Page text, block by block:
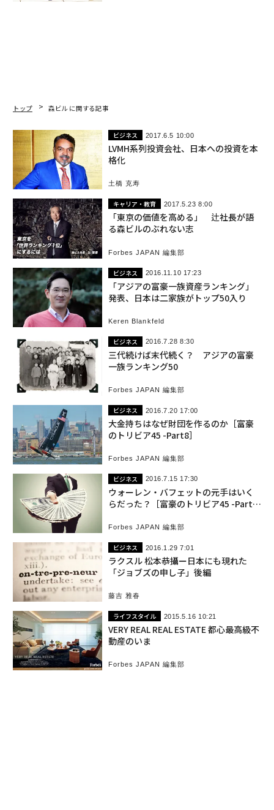
トップ 森ビル に関する記事
ビジネス 2017.6.5 10:00
LVMH系列投資会社、日本への投資を本
格化
土橋 克寿
キャリア・教育 2017.5.23 8:00
「東京の価値を高める」 辻社長が語
る森ビルのぶれない志
Forbes JAPAN 編集部
ビジネス 2016.11.10 17:23
「アジアの富豪一族資産ランキング」
発表、日本は二家族がトップ50入り
Keren Blankfeld
ビジネス 2016.7.28 8:30
三代続けば末代続く？ アジアの富豪
一族ランキング50
Forbes JAPAN 編集部
ビジネス 2016.7.20 17:00
大金持ちはなぜ財団を作るのか［富豪
のトリビア45 -Part8］
Forbes JAPAN 編集部
ビジネス 2016.7.15 17:30
ウォーレン・バフェットの元手はいく
らだった？［富豪のトリビア45 -Part
Forbes JAPAN 編集部
ビジネス 2016.1.29 7:01
ラクスル 松本恭攝ー日本にも現れた
「ジョブズの申し子」後編
藤吉 雅春
ライフスタイル 2015.5.16 10:21
VERY REAL REAL ESTATE 都心最高級不
動産のいま
Forbes JAPAN 編集部